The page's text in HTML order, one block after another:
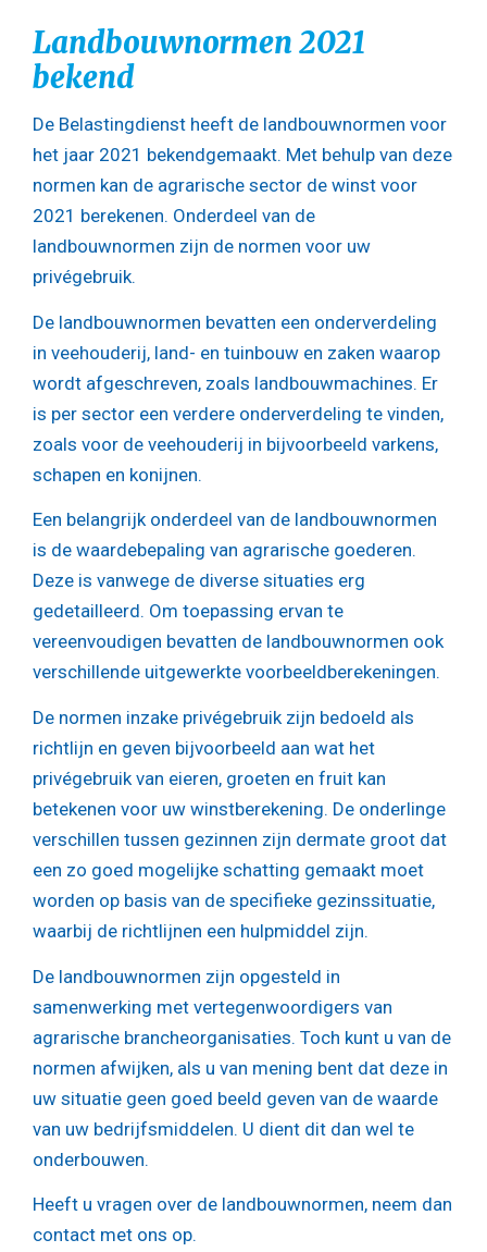
Landbouwnormen 2021
bekend
De Belastingdienst heeft de landbouwnormen voor
het jaar 2021 bekendgemaakt. Met behulp van deze
normen kan de agrarische sector de winst voor
2021 berekenen. Onderdeel van de
landbouwnormen zijn de normen voor uw
privégebruik.
De landbouwnormen bevatten een onderverdeling
in veehouderij, land- en tuinbouw en zaken waarop
wordt afgeschreven, zoals landbouwmachines. Er
is per sector een verdere onderverdeling te vinden,
zoals voor de veehouderij in bijvoorbeeld varkens,
schapen en konijnen.
Een belangrijk onderdeel van de landbouwnormen
is de waardebepaling van agrarische goederen.
Deze is vanwege de diverse situaties erg
gedetailleerd. Om toepassing ervan te
vereenvoudigen bevatten de landbouwnormen ook
verschillende uitgewerkte voorbeeldberekeningen.
De normen inzake privégebruik zijn bedoeld als
richtlijn en geven bijvoorbeeld aan wat het
privégebruik van eieren, groeten en fruit kan
betekenen voor uw winstberekening. De onderlinge
verschillen tussen gezinnen zijn dermate groot dat
een zo goed mogelijke schatting gemaakt moet
worden op basis van de specifieke gezinssituatie,
waarbij de richtlijnen een hulpmiddel zijn.
De landbouwnormen zijn opgesteld in
samenwerking met vertegenwoordigers van
agrarische brancheorganisaties. Toch kunt u van de
normen afwijken, als u van mening bent dat deze in
uw situatie geen goed beeld geven van de waarde
van uw bedrijfsmiddelen. U dient dit dan wel te
onderbouwen.
Heeft u vragen over de landbouwnormen, neem dan
contact met ons op.